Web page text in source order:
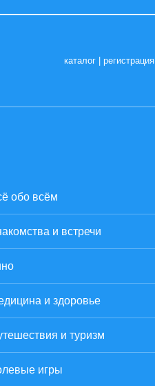
каталог |регистрация
обо всём
и встречи
и здоровье
и туризм
игры